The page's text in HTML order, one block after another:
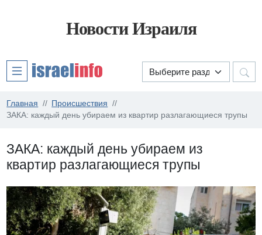
Новости Израиля
Главная
Происшествия
ЗАКА: каждый день убираем из квартир разлагающиеся трупы
ЗАКА: каждый день убираем из
квартир разлагающиеся трупы